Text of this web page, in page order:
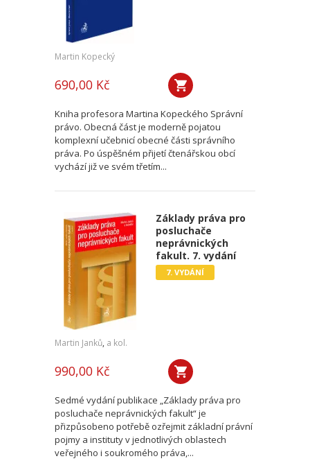
Martin Kopecký
690,00 Kč
Kniha profesora Martina Kopeckého Správní
právo. Obecná část je moderně pojatou
komplexní učebnicí obecné části správního
práva. Po úspěšném přijetí čtenářskou obcí
vychází již ve svém třetím...
Základy práva pro
posluchače
neprávnických
fakult. 7. vydání
7. VYDÁNÍ
Martin Janků, a kol.
990,00 Kč
Sedmé vydání publikace „Základy práva pro
posluchače neprávnických fakult“ je
přizpůsobeno potřebě ozřejmit základní právní
pojmy a instituty v jednotlivých oblastech
veřejného i soukromého práva,...